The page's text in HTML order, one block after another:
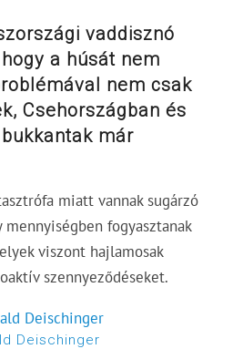
vaddisznó
a húsát nem
nem csak
Csehországban és
már
miatt vannak sugárzó
fogyasztanak
viszont hajlamosak
szennyeződéseket.
Deischinger